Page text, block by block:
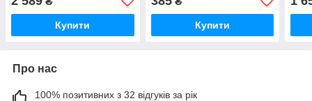
Купити Купити
Про нас
100% позитивних з 32 відгуків за рік